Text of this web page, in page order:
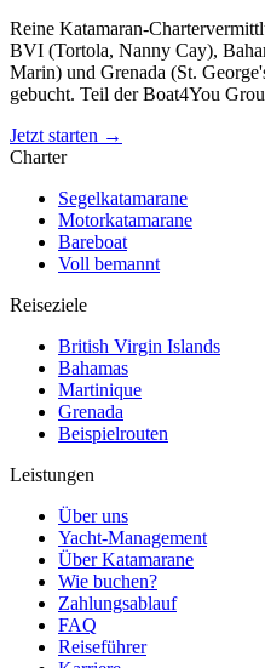
Reine Katamaran-
BVI (Tortola, Nanny Cay),
Marin) und Grenada (St.
gebucht. Teil der Boat4You
Jetzt starten →
Charter
Segelkatamarane
Motorkatamarane
Bareboat
Voll bemannt
Reiseziele
British Virgin Islands
Bahamas
Martinique
Grenada
Beispielrouten
Leistungen
Über uns
Yacht-Management
Über Katamarane
Wie buchen?
Zahlungsablauf
FAQ
Reiseführer